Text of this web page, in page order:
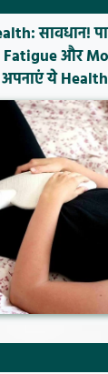
सावधान!
Fatigue और
ये